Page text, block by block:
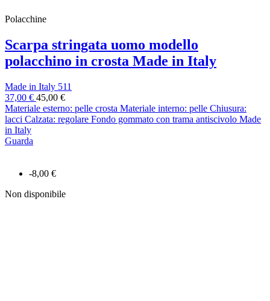
-8,00 €
Non disponibile
Polacchine
Scarpa stringata uomo modello
polacchino in crosta Made in Italy
Made in Italy 511
37,00 € 45,00 €
Materiale esterno: pelle crosta Materiale interno: pelle Chiusura:
lacci Calzata: regolare Fondo gommato con trama antiscivolo Made
in Italy
Guarda